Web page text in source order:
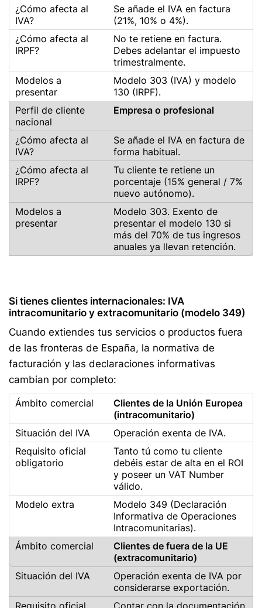
Se añade el IVA en factura
(21%, 10% o 4%).
No te retiene en factura.
Debes adelantar el impuesto
trimestralmente.
Modelo 303 (IVA) y modelo
130 (IRPF).
Empresa o profesional
Se añade el IVA en factura de
forma habitual.
Tu cliente te retiene un
porcentaje (15% general / 7%
nuevo autónomo).
Modelo 303. Exento de
presentar el modelo 130 si
más del 70% de tus ingresos
anuales ya llevan retención.
Si tienes clientes internacionales: IVA
intracomunitario y extracomunitario (modelo 349)
Cuando extiendes tus servicios o productos fuera
de las fronteras de España, la normativa de
facturación y las declaraciones informativas
cambian por completo:
Clientes de la Unión Europea
(intracomunitario)
Operación exenta de IVA.
Tanto tú como tu cliente
debéis estar de alta en el ROI
y poseer un VAT Number
válido.
Modelo 349 (Declaración
Informativa de Operaciones
Intracomunitarias).
Clientes de fuera de la UE
(extracomunitario)
Operación exenta de IVA por
considerarse exportación.
Contar con la documentación